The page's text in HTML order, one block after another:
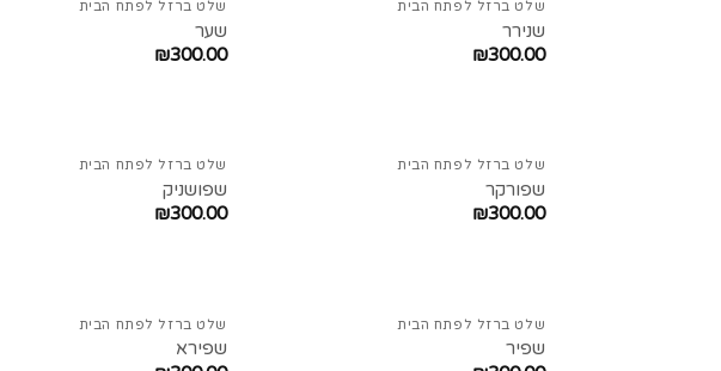
שלט ברזל לפתח הבית
שנירר
₪300.00
שלט ברזל לפתח הבית
שער
₪300.00
שלט ברזל לפתח הבית
שפורקר
₪300.00
שלט ברזל לפתח הבית
שפושניק
₪300.00
שלט ברזל לפתח הבית
שפיר
שלט ברזל לפתח הבית
שפירא